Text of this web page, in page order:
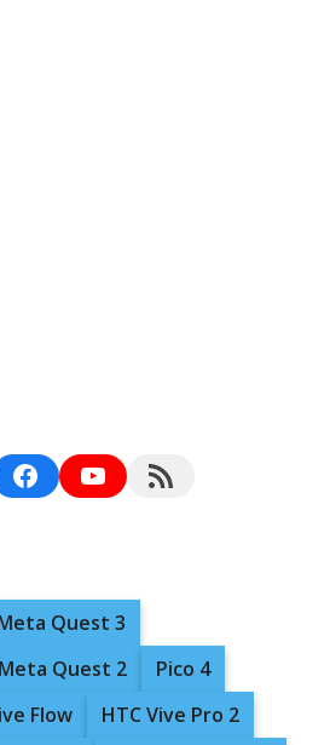
FacebookYouTubeRSS Feed
Quest 3
Meta Quest 2
Pico 4
Flow
HTC Vive Pro 2